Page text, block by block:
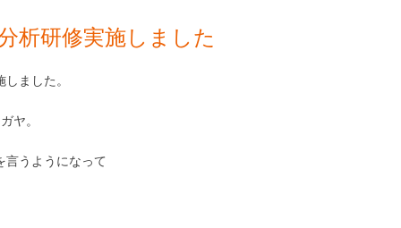
析研修実施しました
ました。
ヤ。
言うようになって